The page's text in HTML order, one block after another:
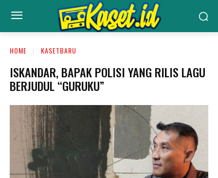
HOME KASETBARU
ISKANDAR, BAPAK POLISI YANG RILIS LAGU
BERJUDUL “GURUKU”